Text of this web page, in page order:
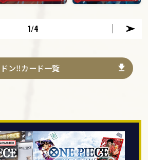
1/4
ドン‼カード一覧